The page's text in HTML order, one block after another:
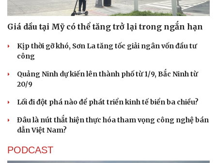
Giá dầu tại Mỹ có thể tăng trở lại trong ngắn hạn
Kịp thời gỡ khó, Sơn La tăng tốc giải ngân vốn đầu tư
công
Quảng Ninh dự kiến lên thành phố từ 1/9, Bắc Ninh từ
20/9
Lối đi đột phá nào để phát triển kinh tế biển ba chiều?
Đâu là nút thắt hiện thực hóa tham vọng công nghệ bán
dẫn Việt Nam?
PODCAST